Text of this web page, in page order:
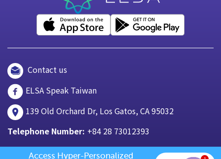
Contact us
ELSA Speak Taiwan
139 Old Orchard Dr, Los Gatos, CA 95032
Telephone Number: +84 28 73012393
Access Hyper-Personalized